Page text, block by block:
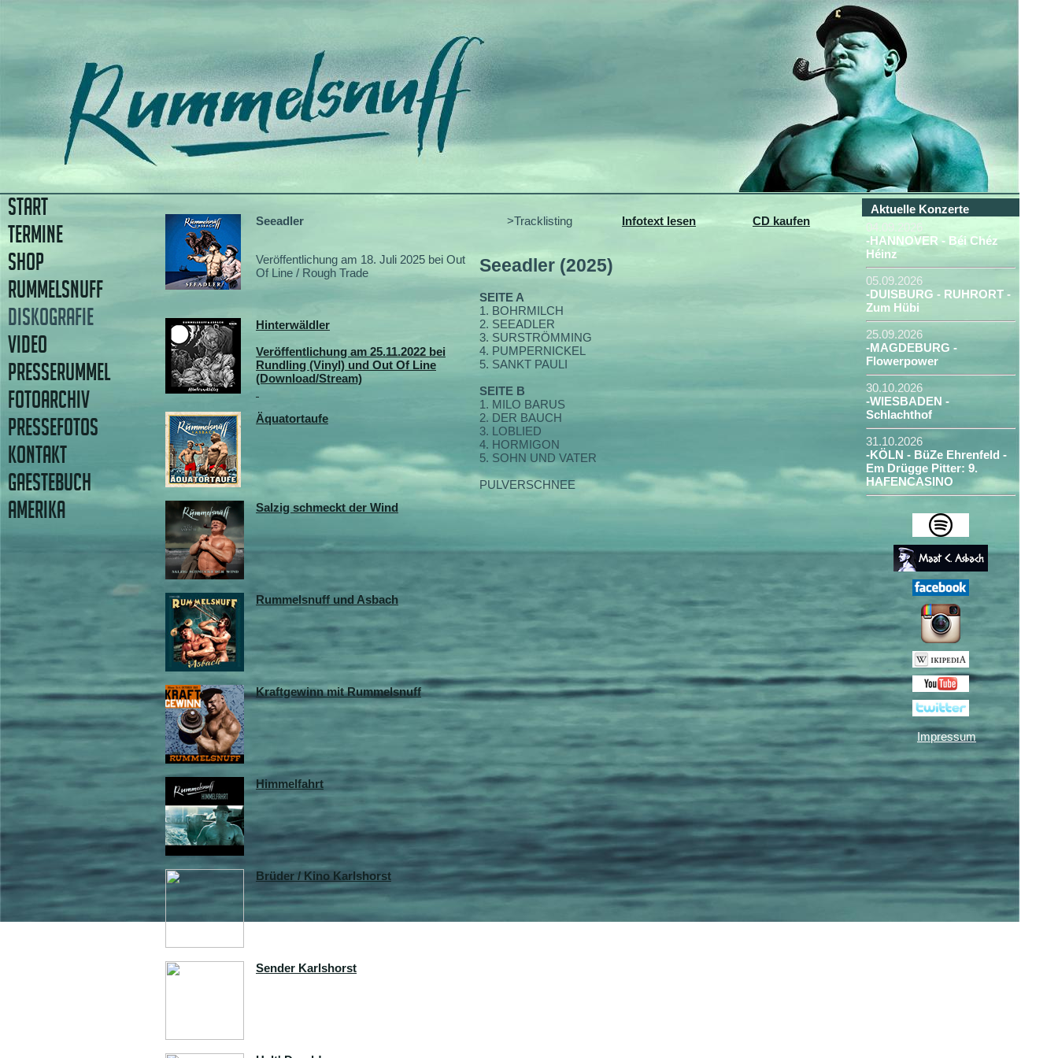
Seeadler
Veröffentlichung am 18. Juli 2025 bei Out
Of Line / Rough Trade
Hinterwäldler
Veröffentlichung am 25.11.2022 bei
Rundling (Vinyl) und Out Of Line
(Download/Stream)
Äquatortaufe
Salzig schmeckt der Wind
Rummelsnuff und Asbach
Kraftgewinn mit Rummelsnuff
Himmelfahrt
Brüder / Kino Karlshorst
Sender Karlshorst
>Tracklisting Infotext lesen CD kaufen
Seeadler (2025)
SEITE A
1. BOHRMILCH
2. SEEADLER
3. SURSTRÖMMING
4. PUMPERNICKEL
5. SANKT PAULI
SEITE B
1. MILO BARUS
2. DER BAUCH
3. LOBLIED
4. HORMIGON
5. SOHN UND VATER
PULVERSCHNEE
START
TERMINE
SHOP
RUMMELSNUFF
DISKOGRAFIE
VIDEO
PRESSERUMMEL
FOTOARCHIV
PRESSEFOTOS
KONTAKT
GAESTEBUCH
AMERIKA
Aktuelle Konzerte
04.09.2026
-HANNOVER - Béi Chéz
Héinz
05.09.2026
-DUISBURG - RUHRORT -
Zum Hübi
25.09.2026
-MAGDEBURG -
Flowerpower
30.10.2026
-WIESBADEN -
Schlachthof
31.10.2026
-KÖLN - BüZe Ehrenfeld -
Em Drügge Pitter: 9.
HAFENCASINO
Impressum